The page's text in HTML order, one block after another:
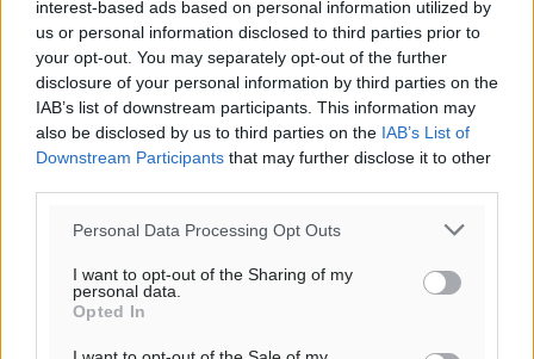
interest-based ads based on personal information utilized by
us or personal information disclosed to third parties prior to
your opt-out. You may separately opt-out of the further
disclosure of your personal information by third parties on the
IAB’s list of downstream participants. This information may
also be disclosed by us to third parties on the IAB’s List of
Downstream Participants that may further disclose it to other
Personal Data Processing Opt Outs
I want to opt-out of the Sharing of my
personal data.
Opted In